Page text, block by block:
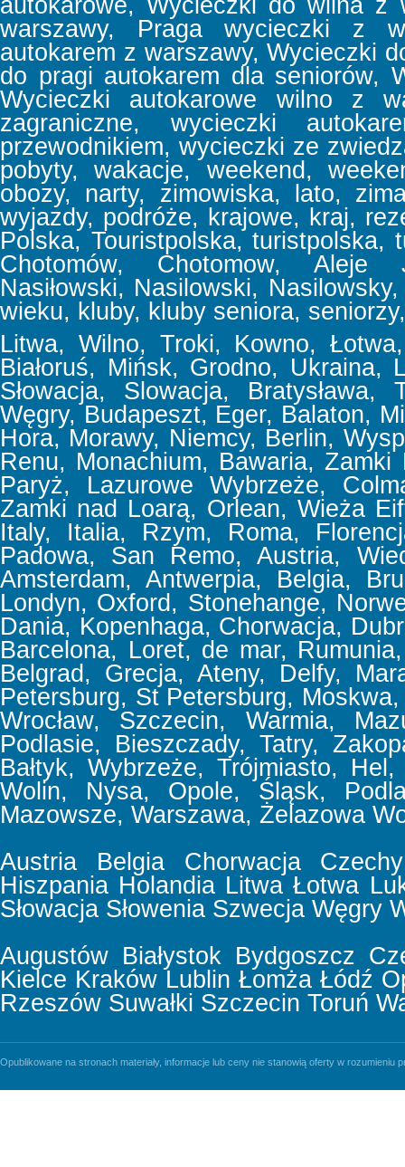
autokarowe, Wycieczki do wilna z
warszawy, Praga wycieczki z
autokarem z warszawy, Wycieczki
do pragi autokarem dla seniorów,
Wycieczki autokarowe wilno z
zagraniczne, wycieczki
przewodnikiem, wycieczki ze
pobyty, wakacje, weekend,
obozy, narty, zimowiska, lato,
wyjazdy, podróże, krajowe, kraj,
Polska, Touristpolska,
Chotomów, Chotomow, Aleje
Nasiłowski, Nasilowski,
wieku, kluby, kluby seniora,
Litwa, Wilno, Troki, Kowno,
Białoruś, Mińsk, Grodno, Ukraina,
Słowacja, Slowacja, Bratysława,
Węgry, Budapeszt, Eger, Balaton,
Hora, Morawy, Niemcy, Berlin,
Renu, Monachium, Bawaria,
Paryż, Lazurowe Wybrzeże,
Zamki nad Loarą, Orlean, Wieża
Italy, Italia, Rzym, Roma,
Padowa, San Remo, Austria,
Amsterdam, Antwerpia, Belgia,
Londyn, Oxford, Stonehange,
Dania, Kopenhaga, Chorwacja,
Barcelona, Loret, de mar,
Belgrad, Grecja, Ateny, Delfy,
Petersburg, St Petersburg,
Wrocław, Szczecin, Warmia,
Podlasie, Bieszczady, Tatry,
Bałtyk, Wybrzeże, Trójmiasto,
Wolin, Nysa, Opole, Śląsk,
Mazowsze, Warszawa, Żelazowa
Austria
Belgia Chorwacja
Czechy
Hiszpania Holandia Litwa Łotwa
Słowacja Słowenia Szwecja Węgry
Augustów Białystok Bydgoszcz
Kielce Kraków Lublin Łomża Łódź
Rzeszów Suwałki Szczecin Toruń
Opublikowane na stronach materiały, informacje lub ceny nie stanowią oferty w rozumieniu